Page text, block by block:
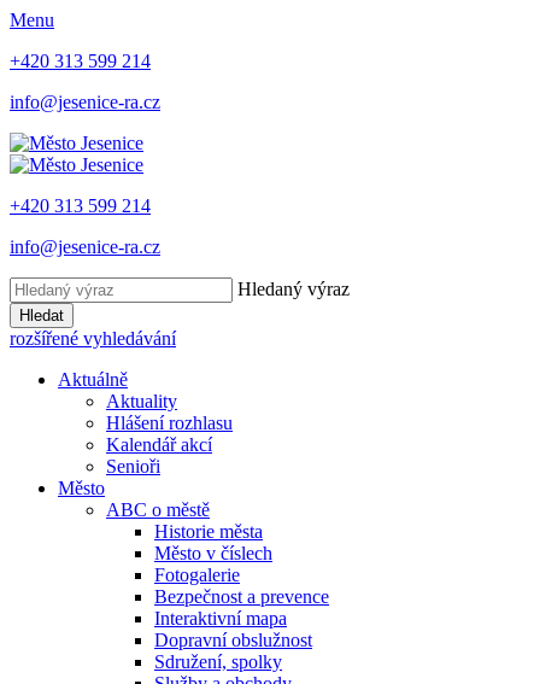
Menu
+420 313 599 214
info@jesenice-ra.cz
+420 313 599 214
info@jesenice-ra.cz
Hledaný výraz
Hledat
rozšířené vyhledávání
Aktuálně
Aktuality
Hlášení rozhlasu
Kalendář akcí
Senioři
Město
ABC o městě
Historie města
Město v číslech
Fotogalerie
Bezpečnost a prevence
Interaktivní mapa
Dopravní obslužnost
Sdružení, spolky